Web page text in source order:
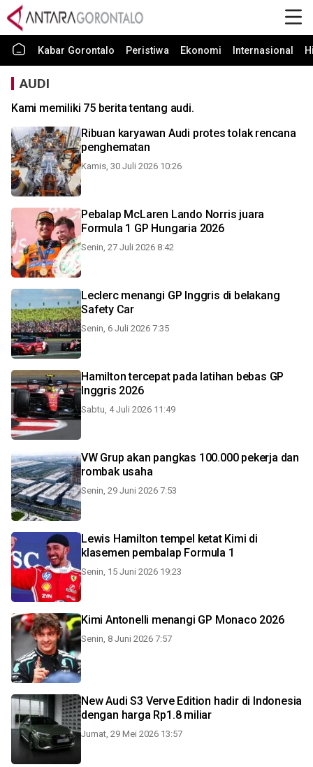
Kabar Gorontalo Peristiwa Ekonomi Internasional
AUDI
Kami memiliki 75 berita tentang audi.
Ribuan karyawan Audi protes tolak rencana
penghematan
Kamis, 30 Juli 2026 10:26
Pebalap McLaren Lando Norris juara
Formula 1 GP Hungaria 2026
Senin, 27 Juli 2026 8:42
Leclerc menangi GP Inggris di belakang
Safety Car
Senin, 6 Juli 2026 7:35
Hamilton tercepat pada latihan bebas GP
Inggris 2026
Sabtu, 4 Juli 2026 11:49
VW Grup akan pangkas 100.000 pekerja dan
rombak usaha
Senin, 29 Juni 2026 7:53
Lewis Hamilton tempel ketat Kimi di
klasemen pembalap Formula 1
Senin, 15 Juni 2026 19:23
Kimi Antonelli menangi GP Monaco 2026
Senin, 8 Juni 2026 7:57
New Audi S3 Verve Edition hadir di Indonesia
dengan harga Rp1.8 miliar
Jumat, 29 Mei 2026 13:57